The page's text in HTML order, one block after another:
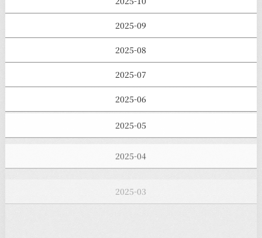
2025-09
2025-08
2025-07
2025-06
2025-05
2025-03
2025-02